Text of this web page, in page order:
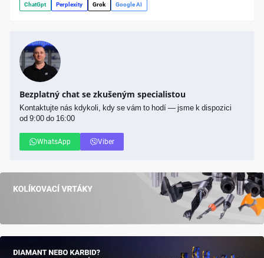
ChatGpt Perplexity Grok Google AI
Bezplatný chat se zkušeným specialistou
Kontaktujte nás kdykoli, kdy se vám to hodí — jsme k dispozici
od 9:00 do 16:00
WhatsApp Viber